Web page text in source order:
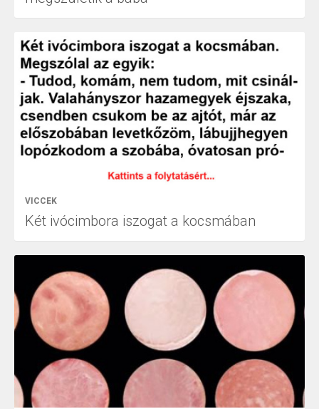
VICCEK
Két ivócimbora iszogat a kocsmában